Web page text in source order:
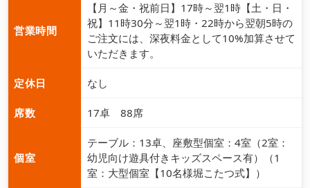
営業時間
【月～金・祝前日】17時～翌1時【土・日・
祝】11時30分～翌1時・22時から翌朝5時の
ご注文には、深夜料金として10%加算させて
いただきます。
定休日 なし
席数 17卓 88席
個室
テーブル：13卓、座敷型個室：4室（2室：
幼児向け遊具付きキッズスペース有）（1
室：大型個室【10名様堀こたつ式】）